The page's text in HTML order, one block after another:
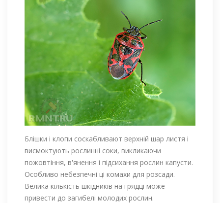
Блішки і клопи соскабливают верхній шар листя і
висмоктують рослинні соки, викликаючи
пожовтіння, в'янення і підсихання рослин капусти.
Особливо небезпечні ці комахи для розсади.
Велика кількість шкідників на грядці може
привести до загибелі молодих рослин.